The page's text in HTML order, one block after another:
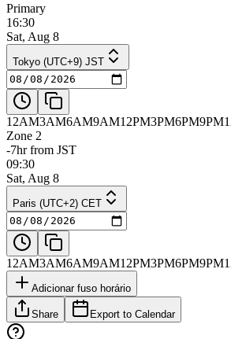
Primary
16:30
Sat, Aug 8
Tokyo (UTC+9) JST
12AM3AM6AM9AM12PM3PM6PM9PM
Zone 2
-7hr from JST
09:30
Sat, Aug 8
Paris (UTC+2) CET
12AM3AM6AM9AM12PM3PM6PM9PM
Adicionar fuso horário
Share Export to Calendar